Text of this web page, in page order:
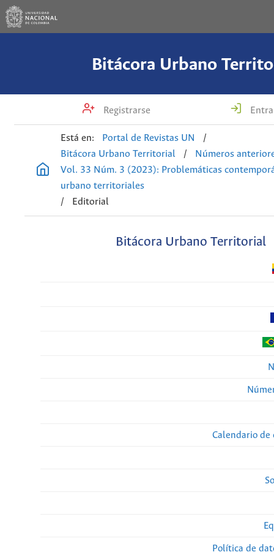
Bitácora Urbano
Registrarse
Está en: Portal de Revistas UN
/
Bitácora Urbano Territorial
/
Números
Vol. 33 Núm. 3 (2023): Problemáticas
urbano territoriales
/
Editorial
Bitácora Urbano Territorial
Calendario de
Política de